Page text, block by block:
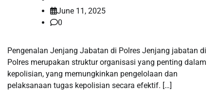
June 11, 2025
0
Pengenalan Jenjang Jabatan di Polres Jenjang jabatan di
Polres merupakan struktur organisasi yang penting dalam
kepolisian, yang memungkinkan pengelolaan dan
pelaksanaan tugas kepolisian secara efektif. […]